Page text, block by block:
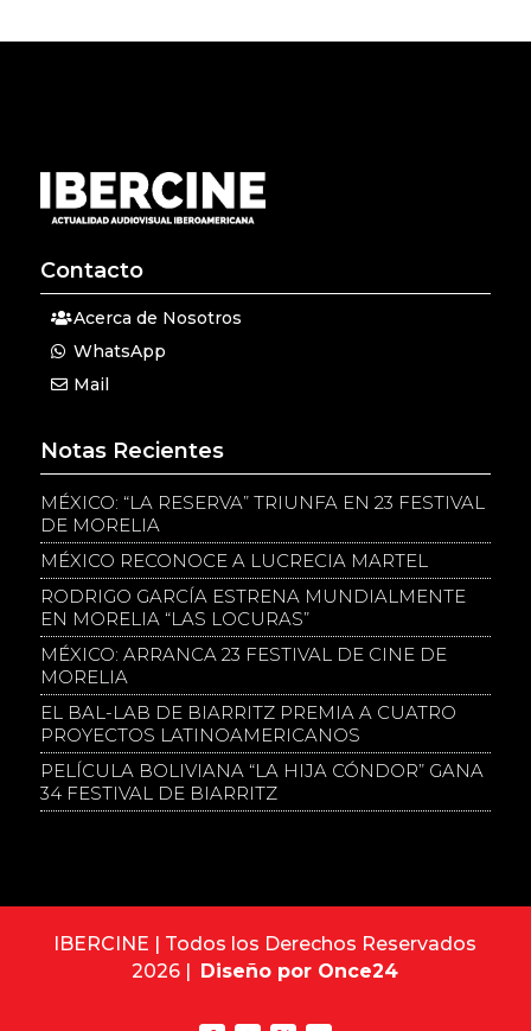
Contacto
Acerca de Nosotros
WhatsApp
Mail
Notas Recientes
MÉXICO: “LA RESERVA” TRIUNFA EN 23 FESTIVAL
DE MORELIA
MÉXICO RECONOCE A LUCRECIA MARTEL
RODRIGO GARCÍA ESTRENA MUNDIALMENTE
EN MORELIA “LAS LOCURAS”
MÉXICO: ARRANCA 23 FESTIVAL DE CINE DE
MORELIA
EL BAL-LAB DE BIARRITZ PREMIA A CUATRO
PROYECTOS LATINOAMERICANOS
PELÍCULA BOLIVIANA “LA HIJA CÓNDOR” GANA
34 FESTIVAL DE BIARRITZ
IBERCINE | Todos los Derechos Reservados
2026 | Diseño por Once24